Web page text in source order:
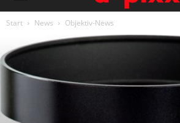
Start News Objektiv-News